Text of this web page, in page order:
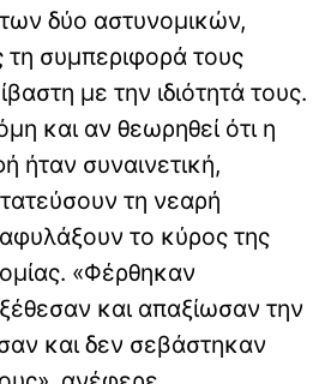
δύο αστυνομικών,
τη συμπεριφορά τους
με την ιδιότητά τους.
και αν θεωρηθεί ότι η
ήταν συναινετική,
τη νεαρή
το κύρος της
«Φέρθηκαν
και απαξίωσαν την
και δεν σεβάστηκαν